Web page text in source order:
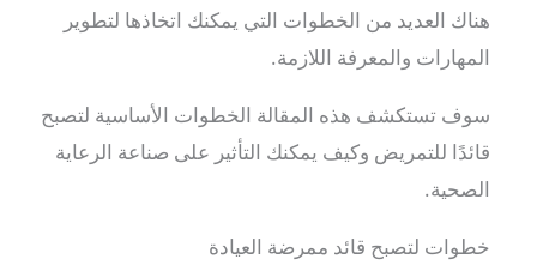
هناك العديد من الخطوات التي يمكنك اتخاذها لتطوير
المهارات والمعرفة اللازمة.
سوف تستكشف هذه المقالة الخطوات الأساسية لتصبح
قائدًا للتمريض وكيف يمكنك التأثير على صناعة الرعاية
الصحية.
خطوات لتصبح قائد ممرضة العيادة